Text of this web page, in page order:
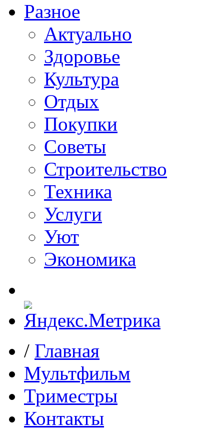
Разное
Актуально
Здоровье
Культура
Отдых
Покупки
Советы
Строительство
Техника
Услуги
Уют
Экономика
/ Главная
Мультфильм
Триместры
Контакты